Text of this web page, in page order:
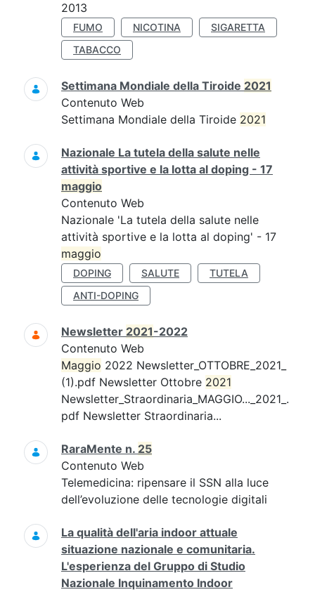
2013
FUMO NICOTINA
SIGARETTA
TABACCO
Settimana Mondiale della Tiroide 2021
Contenuto Web
Settimana Mondiale della Tiroide 2021
Nazionale La tutela della salute nelle
attività sportive e la lotta al doping - 17
maggio
Contenuto Web
Nazionale 'La tutela della salute nelle
attività sportive e la lotta al doping' - 17
maggio
DOPING SALUTE
TUTELA
ANTI-DOPING
Newsletter 2021-2022
Contenuto Web
Maggio 2022 Newsletter_OTTOBRE_2021_
(1).pdf Newsletter Ottobre 2021
Newsletter_Straordinaria_MAGGIO..._2021_.
pdf Newsletter Straordinaria...
RaraMente n. 25
Contenuto Web
Telemedicina: ripensare il SSN alla luce
dell’evoluzione delle tecnologie digitali
La qualità dell'aria indoor attuale
situazione nazionale e comunitaria.
L'esperienza del Gruppo di Studio
Nazionale Inquinamento Indoor